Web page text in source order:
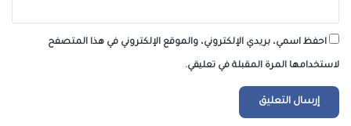
احفظ اسمي، بريدي الإلكتروني، والموقع الإلكتروني في هذا المتصفح
لاستخدامها المرة المقبلة في تعليقي.